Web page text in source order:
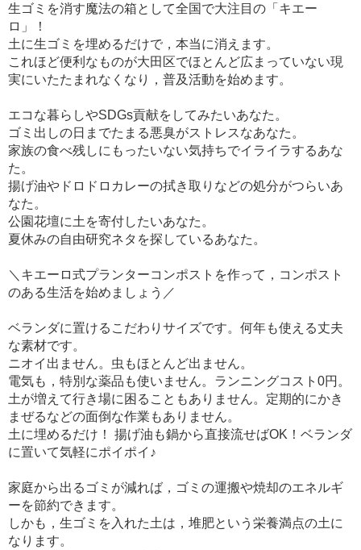
生ゴミを消す魔法の箱として全国で大注目の「キエー
ロ」！
土に生ゴミを埋めるだけで，本当に消えます。
これほど便利なものが大田区でほとんど広まっていない現
実にいたたまれなくなり，普及活動を始めます。
エコな暮らしやSDGs貢献をしてみたいあなた。
ゴミ出しの日までたまる悪臭がストレスなあなた。
家族の食べ残しにもったいない気持ちでイライラするあな
た。
揚げ油やドロドロカレーの拭き取りなどの処分がつらいあ
なた。
公園花壇に土を寄付したいあなた。
夏休みの自由研究ネタを探しているあなた。
＼キエーロ式プランターコンポストを作って，コンポスト
のある生活を始めましょう／
ベランダに置けるこだわりサイズです。何年も使える丈夫
な素材です。
ニオイ出ません。虫もほとんど出ません。
電気も，特別な薬品も使いません。ランニングコスト0円。
土が増えて行き場に困ることもありません。定期的にかき
まぜるなどの面倒な作業もありません。
土に埋めるだけ！ 揚げ油も鍋から直接流せばOK！ベランダ
に置いて気軽にポイポイ♪
家庭から出るゴミが減れば，ゴミの運搬や焼却のエネルギ
ーを節約できます。
しかも，生ゴミを入れた土は，堆肥という栄養満点の土に
なります。